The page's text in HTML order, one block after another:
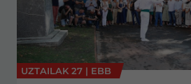
UZTAILAK 27 | EBB